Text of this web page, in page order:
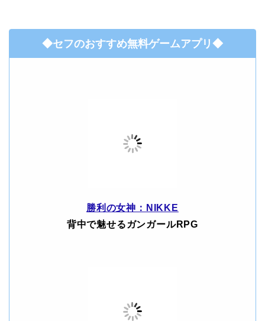
◆セフのおすすめ無料ゲームアプリ◆
勝利の女神：NIKKE
背中で魅せるガンガールRPG